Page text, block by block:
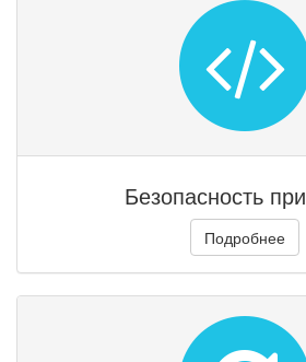
Безопасность
Подробнее